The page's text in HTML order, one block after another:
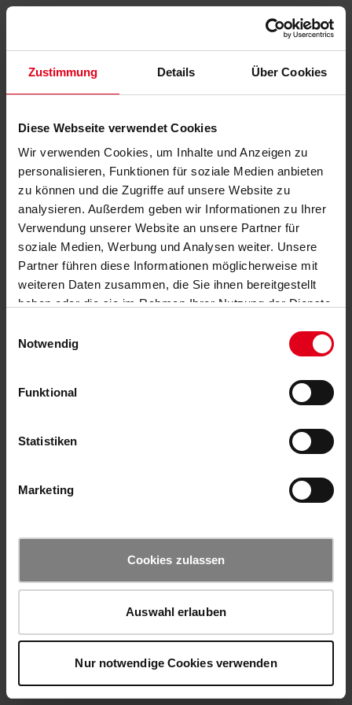
Zustimmung Details Über Cookies
Diese Webseite verwendet Cookies
Wir verwenden Cookies, um Inhalte und Anzeigen zu
personalisieren, Funktionen für soziale Medien anbieten
zu können und die Zugriffe auf unsere Website zu
analysieren. Außerdem geben wir Informationen zu Ihrer
Verwendung unserer Website an unsere Partner für
soziale Medien, Werbung und Analysen weiter. Unsere
Partner führen diese Informationen möglicherweise mit
weiteren Daten zusammen, die Sie ihnen bereitgestellt
haben oder die sie im Rahmen Ihrer Nutzung der Dienste
Notwendig
Funktional
Statistiken
Marketing
Cookies zulassen
Auswahl erlauben
Nur notwendige Cookies verwenden